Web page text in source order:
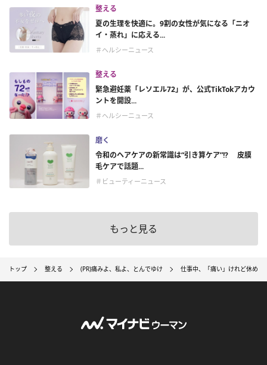
整える
夏の生理を快適に。9割の女性が気になる「ニオ
イ・蒸れ」に応える...
＃ヘルシーニュース
整える
緊急避妊薬「レソエル72」が、公式TikTokアカウ
ントを開設...
＃ヘルシーニュース
磨く
令和のヘアケアの新常識は“引き算ケア”!? 皮膜
毛ケアで話題...
＃ビューティーニュース
もっと見る
トップ 整える (PR)痛みよ、私よ、とんでゆけ 仕事中、「痛い」けれど休め